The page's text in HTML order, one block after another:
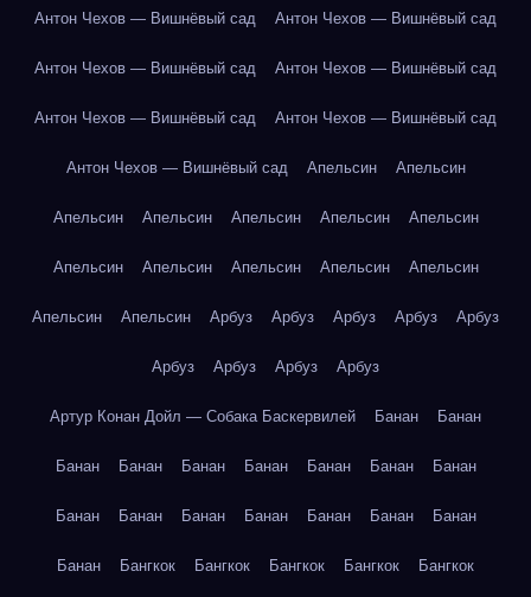
Антон Чехов — Вишнёвый сад Антон Чехов — Вишнёвый сад
Антон Чехов — Вишнёвый сад Антон Чехов — Вишнёвый сад
Антон Чехов — Вишнёвый сад Антон Чехов — Вишнёвый сад
Антон Чехов — Вишнёвый сад Апельсин Апельсин
Апельсин Апельсин Апельсин Апельсин Апельсин
Апельсин Апельсин Апельсин Апельсин Апельсин
Апельсин Апельсин Арбуз Арбуз Арбуз Арбуз Арбуз
Арбуз Арбуз Арбуз Арбуз
Артур Конан Дойл — Собака Баскервилей Банан Банан
Банан Банан Банан Банан Банан Банан Банан
Банан Банан Банан Банан Банан Банан Банан
Банан Бангкок Бангкок Бангкок Бангкок Бангкок